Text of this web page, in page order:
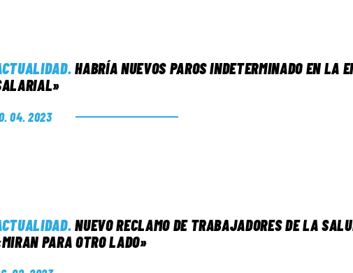
. HABRÍA NUEVOS PAROS INDETERMINADO EN LA
04. 2023
. NUEVO RECLAMO DE TRABAJADORES DE LA
PARA OTRO LADO»